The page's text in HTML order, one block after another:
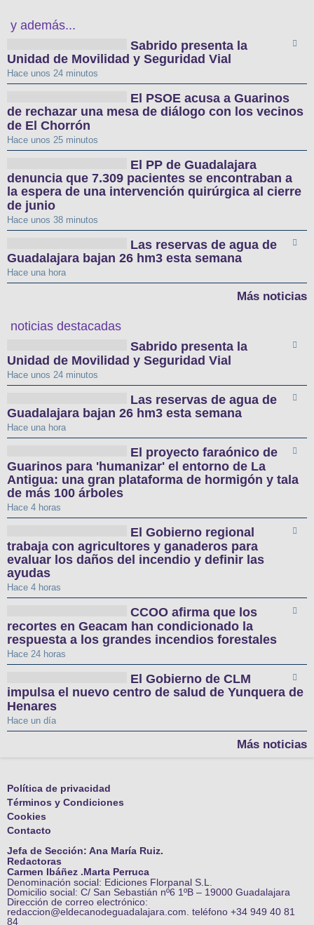
y además...
Sabrido presenta la
Unidad de Movilidad y Seguridad Vial
Hace unos 24 minutos
El PSOE acusa a Guarinos
de rechazar una mesa de diálogo con los vecinos
de El Chorrón
Hace unos 25 minutos
El PP de Guadalajara
denuncia que 7.309 pacientes se encontraban a
la espera de una intervención quirúrgica al cierre
de junio
Hace unos 38 minutos
Las reservas de agua de
Guadalajara bajan 26 hm3 esta semana
Hace una hora
Más noticias
noticias destacadas
Sabrido presenta la
Unidad de Movilidad y Seguridad Vial
Hace unos 24 minutos
Las reservas de agua de
Guadalajara bajan 26 hm3 esta semana
Hace una hora
El proyecto faraónico de
Guarinos para 'humanizar' el entorno de La
Antigua: una gran plataforma de hormigón y tala
de más 100 árboles
Hace 4 horas
El Gobierno regional
trabaja con agricultores y ganaderos para
evaluar los daños del incendio y definir las
ayudas
Hace 4 horas
CCOO afirma que los
recortes en Geacam han condicionado la
respuesta a los grandes incendios forestales
Hace 24 horas
El Gobierno de CLM
impulsa el nuevo centro de salud de Yunquera de
Henares
Hace un día
Más noticias
Política de privacidad
Términos y Condiciones
Cookies
Contacto
Jefa de Sección: Ana María Ruiz.
Redactoras
Carmen Ibáñez .Marta Perruca
Denominación social: Ediciones Florpanal S.L.
Domicilio social: C/ San Sebastián nº6 1ºB – 19000 Guadalajara
Dirección de correo electrónico:
redaccion@eldecanodeguadalajara.com. teléfono +34 949 40 81
84